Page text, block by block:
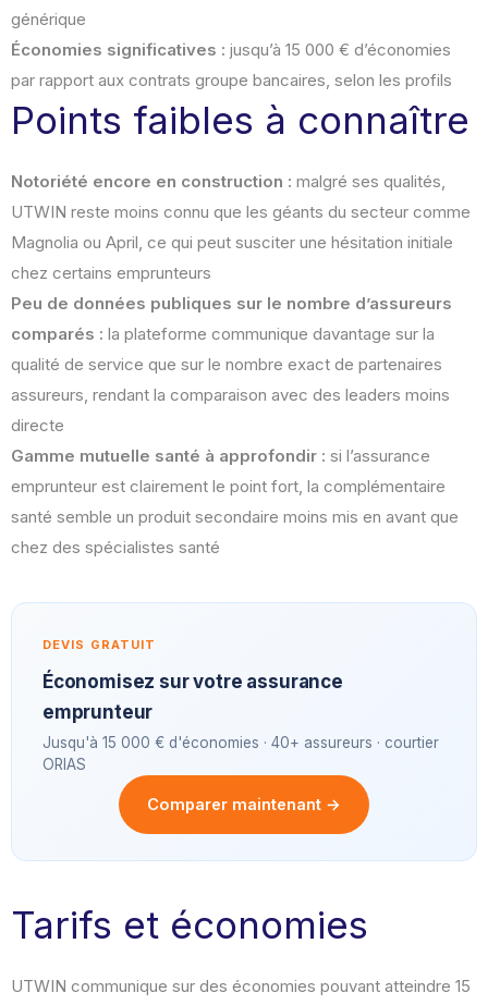
générique
Économies significatives : jusqu’à 15 000 € d’économies
par rapport aux contrats groupe bancaires, selon les profils
Points faibles à connaître
Notoriété encore en construction : malgré ses qualités,
UTWIN reste moins connu que les géants du secteur comme
Magnolia ou April, ce qui peut susciter une hésitation initiale
chez certains emprunteurs
Peu de données publiques sur le nombre d’assureurs
comparés : la plateforme communique davantage sur la
qualité de service que sur le nombre exact de partenaires
assureurs, rendant la comparaison avec des leaders moins
directe
Gamme mutuelle santé à approfondir : si l’assurance
emprunteur est clairement le point fort, la complémentaire
santé semble un produit secondaire moins mis en avant que
chez des spécialistes santé
DEVIS GRATUIT
Économisez sur votre assurance
emprunteur
Jusqu'à 15 000 € d'économies · 40+ assureurs · courtier
ORIAS
Comparer maintenant →
Tarifs et économies
UTWIN communique sur des économies pouvant atteindre 15